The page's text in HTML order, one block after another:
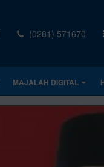
(0281) 571670
MAJALAH DIGITAL